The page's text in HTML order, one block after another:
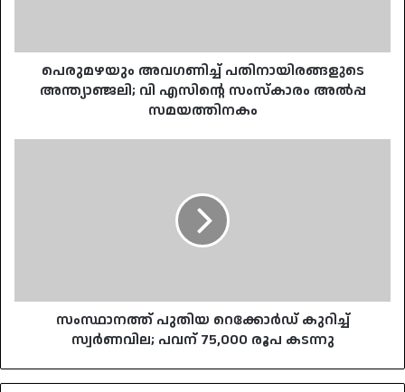
സമയത്തിനകം
പെരുമഴയും അവഗണിച്ച് പതിനായിരങ്ങളുടെ
അന്ത്യാഞ്ജലി; വി എസിന്റെ സംസ്‌കാരം അൽപ്പ
സമയത്തിനകം
കടന്നു
സംസ്ഥാനത്ത് പുതിയ റെക്കോർഡ് കുറിച്ച്
സ്വർണവില; പവന് 75,000 രൂപ കടന്നു